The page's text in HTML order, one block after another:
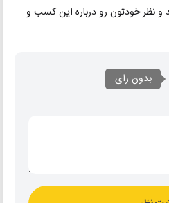
و نظر خودتون رو درباره این کسب و
بدون رای